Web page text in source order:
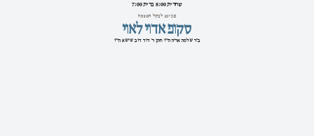
ב"ר שלמה אריה הי"ו חתן ר' דוד דוב שישא הי''ו
יואל יודא פוקס
המצפה לקבל פניכם
שחרית 8:00 ברית 7:00